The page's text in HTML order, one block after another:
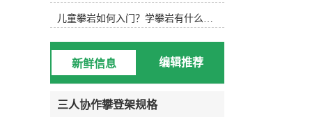
意造型。4.水中健身哑铃浮力哑铃
类似于水中健身棒，水中健身哑铃也
能为练习者提供浮力和阻力，用哑铃
进行的水中搏击强度很大！5.阻力葵
花阻力葵花向日葵鞋套的阻力 向日
葵可以手持或穿在脚上，以增加水的
面积和水的阻力。6.打水板打水板
水板是游泳场较常见、较方便的设
儿童攀岩如何入门？学攀岩有什么好处？带娃攀岩两年的全面经验分享
新鲜信息 编辑推荐
三人协作攀登架规格